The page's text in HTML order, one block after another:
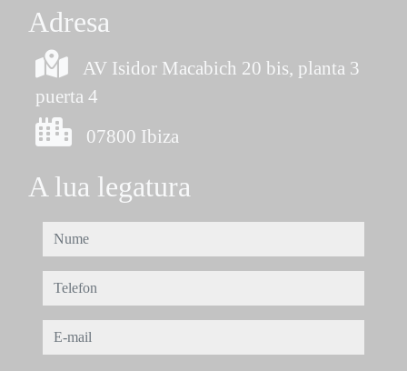
Adresa
AV Isidor Macabich 20 bis, planta 3
puerta 4
07800 Ibiza
A lua legatura
nume
telefon
e-mail